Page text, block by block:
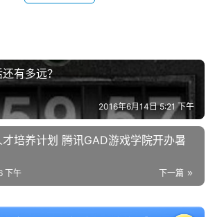
有多远？
2016年6月14日 5:21 下午
培养计划 腾讯GAD游戏学院开办暑
下一篇
下午